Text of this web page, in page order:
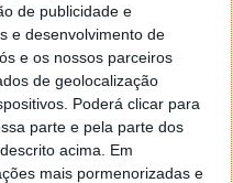
de publicidade e
e desenvolvimento de
e os nossos parceiros
de geolocalização
Poderá clicar para
parte e pela parte dos
acima. Em
mais pormenorizadas e